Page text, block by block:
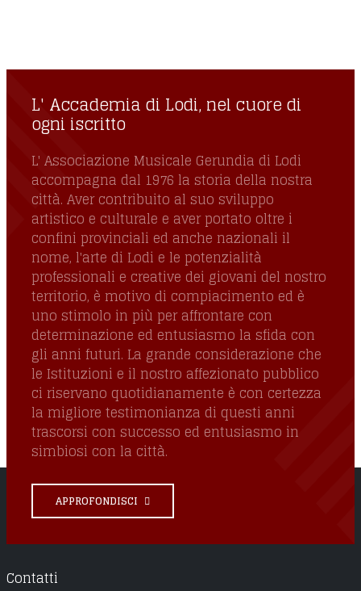
L' Accademia di Lodi, nel cuore di
ogni iscritto
L' Associazione Musicale Gerundia di Lodi
accompagna dal 1976 la storia della nostra
città. Aver contribuito al suo sviluppo
artistico e culturale e aver portato oltre i
confini provinciali ed anche nazionali il
nome, l'arte di Lodi e le potenzialità
professionali e creative dei giovani del nostro
territorio, è motivo di compiacimento ed è
uno stimolo in più per affrontare con
determinazione ed entusiasmo la sfida con
gli anni futuri. La grande considerazione che
le Istituzioni e il nostro affezionato pubblico
ci riservano quotidianamente è con certezza
la migliore testimonianza di questi anni
trascorsi con successo ed entusiasmo in
simbiosi con la città.
APPROFONDISCI
Contatti